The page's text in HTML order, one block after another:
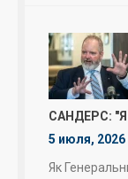
САНДЕРС:
5 июля, 2026
Як